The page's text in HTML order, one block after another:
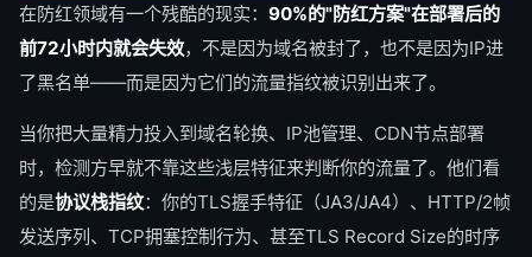
在防红领域有一个残酷的现实： 90%的"防红方案"在部署后的
前72小时内就会失效，不是因为域名被封了，也不是因为IP进
了黑名单——而是因为它们的流量指纹被识别出来了。
当你把大量精力投入到域名轮换、IP池管理、CDN节点部署
时，检测方早就不靠这些浅层特征来判断你的流量了。他们看
的是协议栈指纹：你的TLS握手特征（JA3/JA4）、HTTP/2帧
发送序列、TCP拥塞控制行为、甚至TLS Record Size的时序